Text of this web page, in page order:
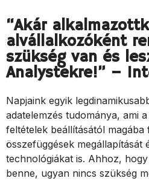
“Akár
alvállalkozóként
szükség van és
Analystekre!” –
Napjaink egyik
adatelemzés tudománya, ami
feltételek beállításától magába
összefüggések megállapítását
technológiákat is. Ahhoz,
benne, ugyan nincs szükség